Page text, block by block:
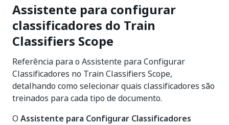
Assistente para configurar
classificadores do Train
Classifiers Scope
Referência para o Assistente para Configurar
Classificadores no Train Classifiers Scope,
detalhando como selecionar quais classificadores são
treinados para cada tipo de documento.
O Assistente para Configurar Classificadores